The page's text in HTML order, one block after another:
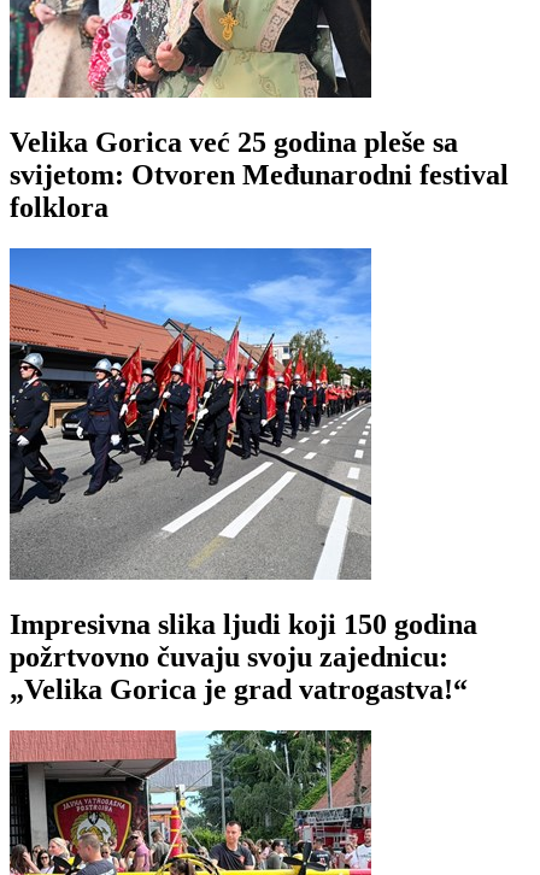
Velika Gorica već 25 godina pleše sa
svijetom: Otvoren Međunarodni festival
folklora
Impresivna slika ljudi koji 150 godina
požrtvovno čuvaju svoju zajednicu:
„Velika Gorica je grad vatrogastva!“